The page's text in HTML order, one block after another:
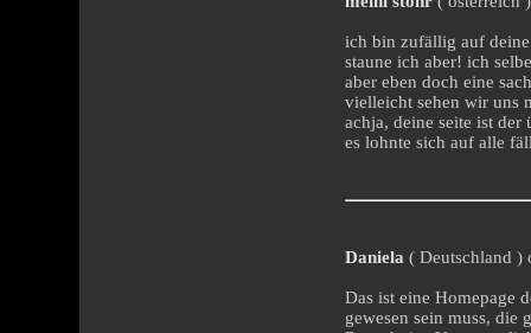
ich bin zufällig auf deine
staune ich aber! ich
aber eben doch eine
vielleicht sehen wir uns
achja, deine seite ist
es lohnte sich auf alle
Daniela ( Deutschland )
Das ist eine Homepage
gewesen sein muss, die